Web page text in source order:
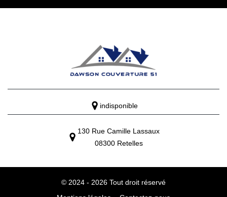
indisponible
130 Rue Camille Lassaux
08300 Retelles
© 2024 - 2026 Tout droit réservé